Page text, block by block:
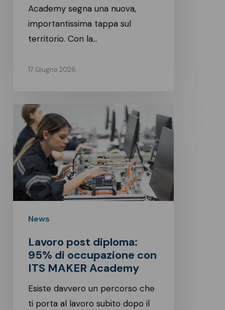
Academy segna una nuova,
importantissima tappa sul
territorio. Con la…
17 Giugno 2026
Lavoro
post
diploma:
95%
di
occupazione
con
Academy
News
Lavoro post diploma:
95% di occupazione con
ITS MAKER Academy
Esiste davvero un percorso che
ti porta al lavoro subito dopo il